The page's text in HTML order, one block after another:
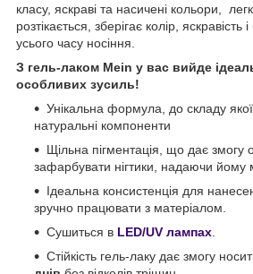
класу, яскраві та насичені кольори,
розтікається, зберігає колір, яскравість
усього часу носіння.
З гель-лаком Mein у вас вийде
особливих зусиль!
Унікальна формула, до складу якої
натуральні компоненти
Щільна пігментація, що дає змогу
зафарбувати нігтики, надаючи йому
Ідеальна консистенція для
зручно працювати з матеріалом.
Сушиться в LED/UV лампах
Стійкість гель-лаку дає змогу